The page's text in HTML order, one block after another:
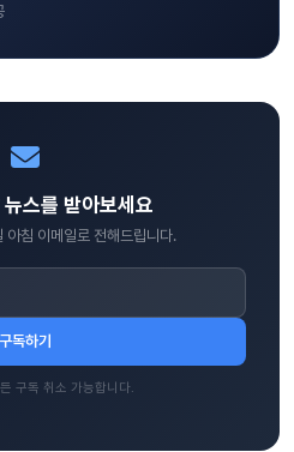
스를 받아보세요
아침 이메일로 전해드립니다.
구독하기
구독 취소 가능합니다.